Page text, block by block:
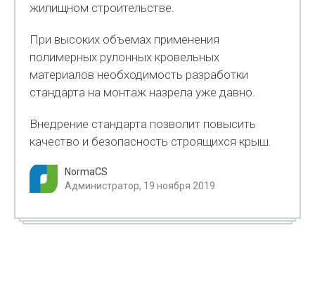
жилищном строительстве.
При высоких объемах применения
полимерных рулонных кровельных
материалов необходимость разработки
стандарта на монтаж назрела уже давно.
Внедрение стандарта позволит повысить
качество и безопасность строящихся крыш.
NormaCS
Администратор, 19 ноября 2019